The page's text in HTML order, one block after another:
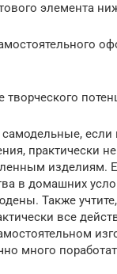
элемента
творческого
практически
изделиям.
в домашних
Также
все
много